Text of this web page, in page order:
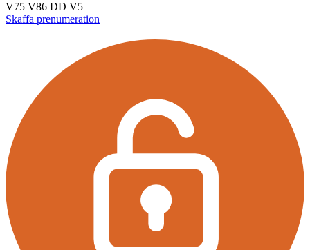
V75 V86 DD V5
Skaffa prenumeration